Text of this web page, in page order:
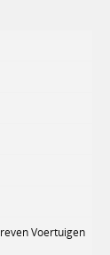
Voertuigen